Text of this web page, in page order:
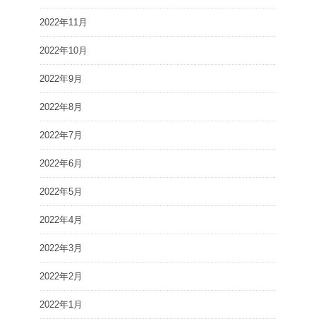
2022年11月
2022年10月
2022年9月
2022年8月
2022年7月
2022年6月
2022年5月
2022年4月
2022年3月
2022年2月
2022年1月